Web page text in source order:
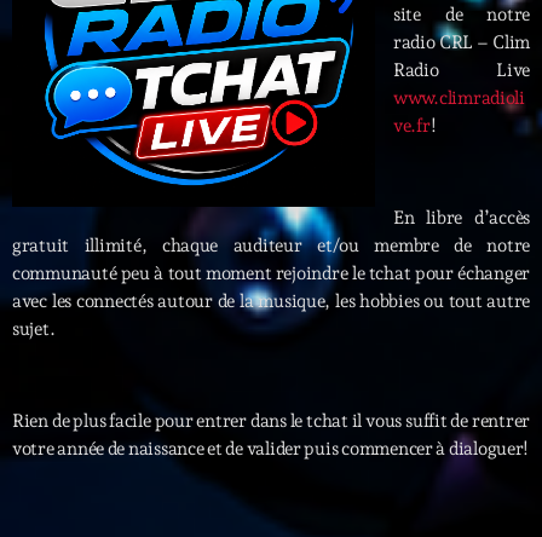
Interviews
More keyboard_arrow_down
Featured
Events
Artists
Blog Masonry
Blog No Sidebar
Blog Sidebar
Charts
Contacts
site de notre
radio CRL – Clim
Radio Live
www.climradioli
ve.fr!
En libre d’accès
gratuit illimité, chaque auditeur et/ou membre de notre
communauté peu à tout moment rejoindre le tchat pour échanger
avec les connectés autour de la musique, les hobbies ou tout autre
sujet.
Rien de plus facile pour entrer dans le tchat il vous suffit de rentrer
votre année de naissance et de valider puis commencer à dialoguer!